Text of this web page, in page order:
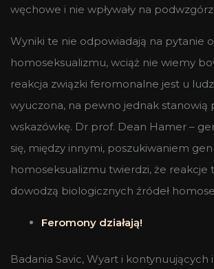
węchowe i nie wpływały na
Wyniki te nie odpowiadają na pytanie
homoseksualizmu, wciąż nie wiemy
reakcja związki feromonalne jest u
wyuczona, na pewno jednak stanowią
wskazówkę. Dr prof. Dean Hamer –
się, między innymi, poszukiwaniem
homoseksualizmu twierdzi, że reakcje
dowodzą biologicznych źródeł
Feromony działają!
Badania Savic, Wyart i kontynuujących